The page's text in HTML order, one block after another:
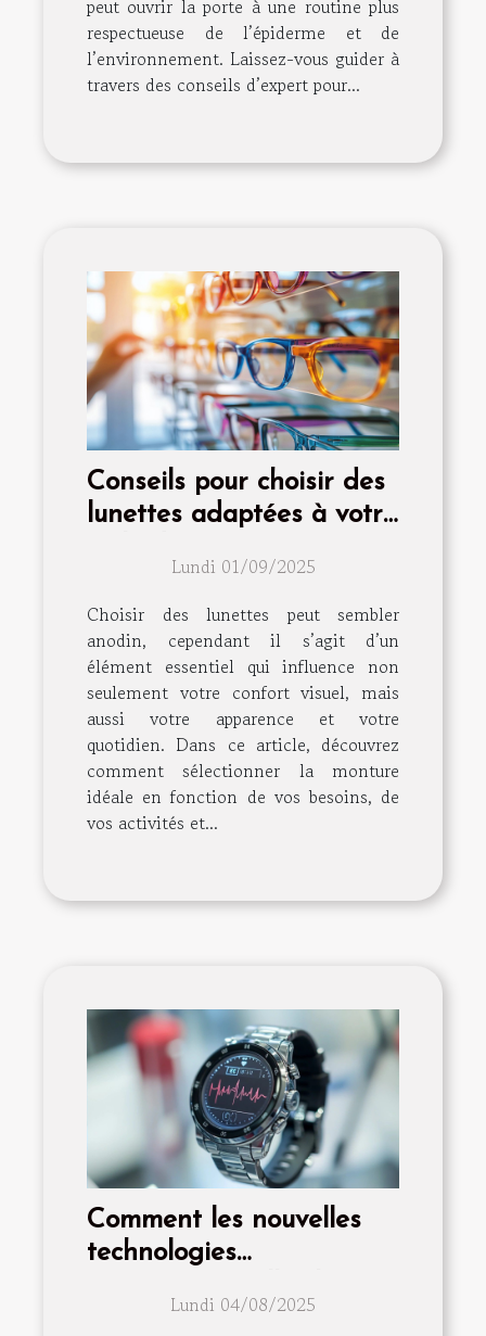
peut ouvrir la porte à une routine plus
respectueuse de l’épiderme et de
l’environnement. Laissez-vous guider à
travers des conseils d’expert pour...
Conseils pour choisir des
lunettes adaptées à votre
Lundi 01/09/2025
Choisir des lunettes peut sembler
anodin, cependant il s’agit d’un
élément essentiel qui influence non
seulement votre confort visuel, mais
aussi votre apparence et votre
quotidien. Dans ce article, découvrez
comment sélectionner la monture
idéale en fonction de vos besoins, de
vos activités et...
Comment les nouvelles
technologies
montres ECG en outils de
Lundi 04/08/2025